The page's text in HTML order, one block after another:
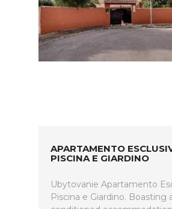
APARTAMENTO
PISCINA E GIARDINO
Ubytovanie Apartamento
Piscina e Giardino. Boasting